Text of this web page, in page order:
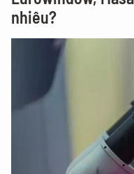
nhiêu?